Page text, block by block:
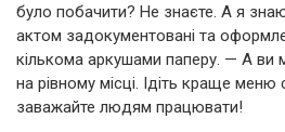
було побачити? Не знаєте. А я
актом задокументовані та
кількома аркушами паперу. — А ви
на рівному місці. Ідіть краще меню
заважайте людям працювати!